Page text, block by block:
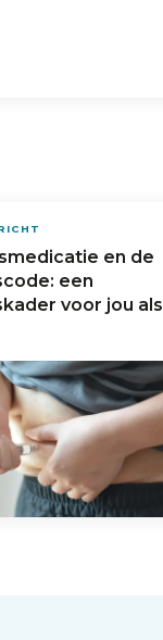
en de
een
voor jou als